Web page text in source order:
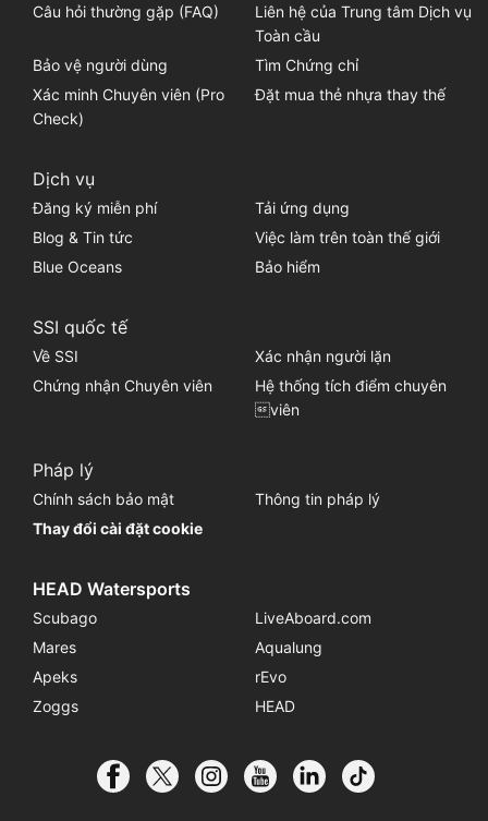
Câu hỏi thường gặp (FAQ)
Liên hệ của Trung tâm Dịch vụ
Toàn cầu
Bảo vệ người dùng
Tìm Chứng chỉ
Xác minh Chuyên viên (Pro
Check)
Đặt mua thẻ nhựa thay thế
Dịch vụ
Đăng ký miễn phí
Tải ứng dụng
Blog & Tin tức
Việc làm trên toàn thế giới
Blue Oceans
Bảo hiểm
SSI quốc tế
Về SSI
Xác nhận người lặn
Chứng nhận Chuyên viên
Hệ thống tích điểm chuyên
viên
Pháp lý
Chính sách bảo mật
Thông tin pháp lý
Thay đổi cài đặt cookie
HEAD Watersports
Scubago
LiveAboard.com
Mares
Aqualung
Apeks
rEvo
Zoggs
HEAD